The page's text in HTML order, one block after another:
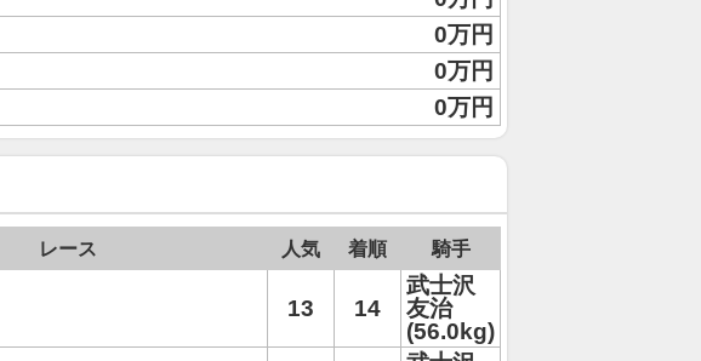
0万円
0万円
0万円
レース 人気 着順 騎手
13 14
武士沢
友治
(56.0kg)